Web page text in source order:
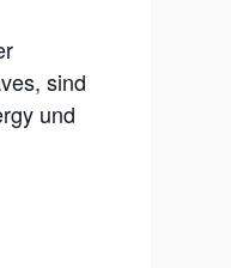
sind
und